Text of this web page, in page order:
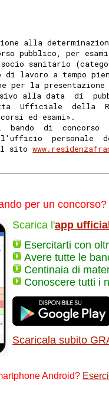
alla
pubblico, per
sanitario
di lavoro a tempo
per la
alla data  di
Ufficiale  della
ed esami».
bando  di  concorso
personale
il sito
per un concorso?
Scarica l'app
Esercitarti con
Avere tutte le
Centinaia di
Conoscere tutti i
Scaricala subito
Android?